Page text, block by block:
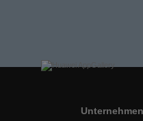
Unternehmen